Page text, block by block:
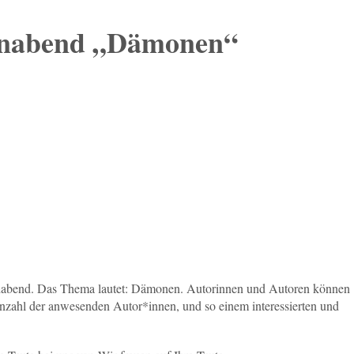
„Dämonen“
Das Thema lautet: Dämonen. Autorinnen und Autoren können
der anwesenden Autor*innen, und so einem interessierten und